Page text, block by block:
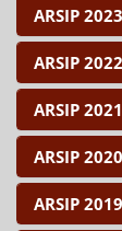
ARSIP 2023
ARSIP 2022
ARSIP 2021
ARSIP 2020
ARSIP 2019